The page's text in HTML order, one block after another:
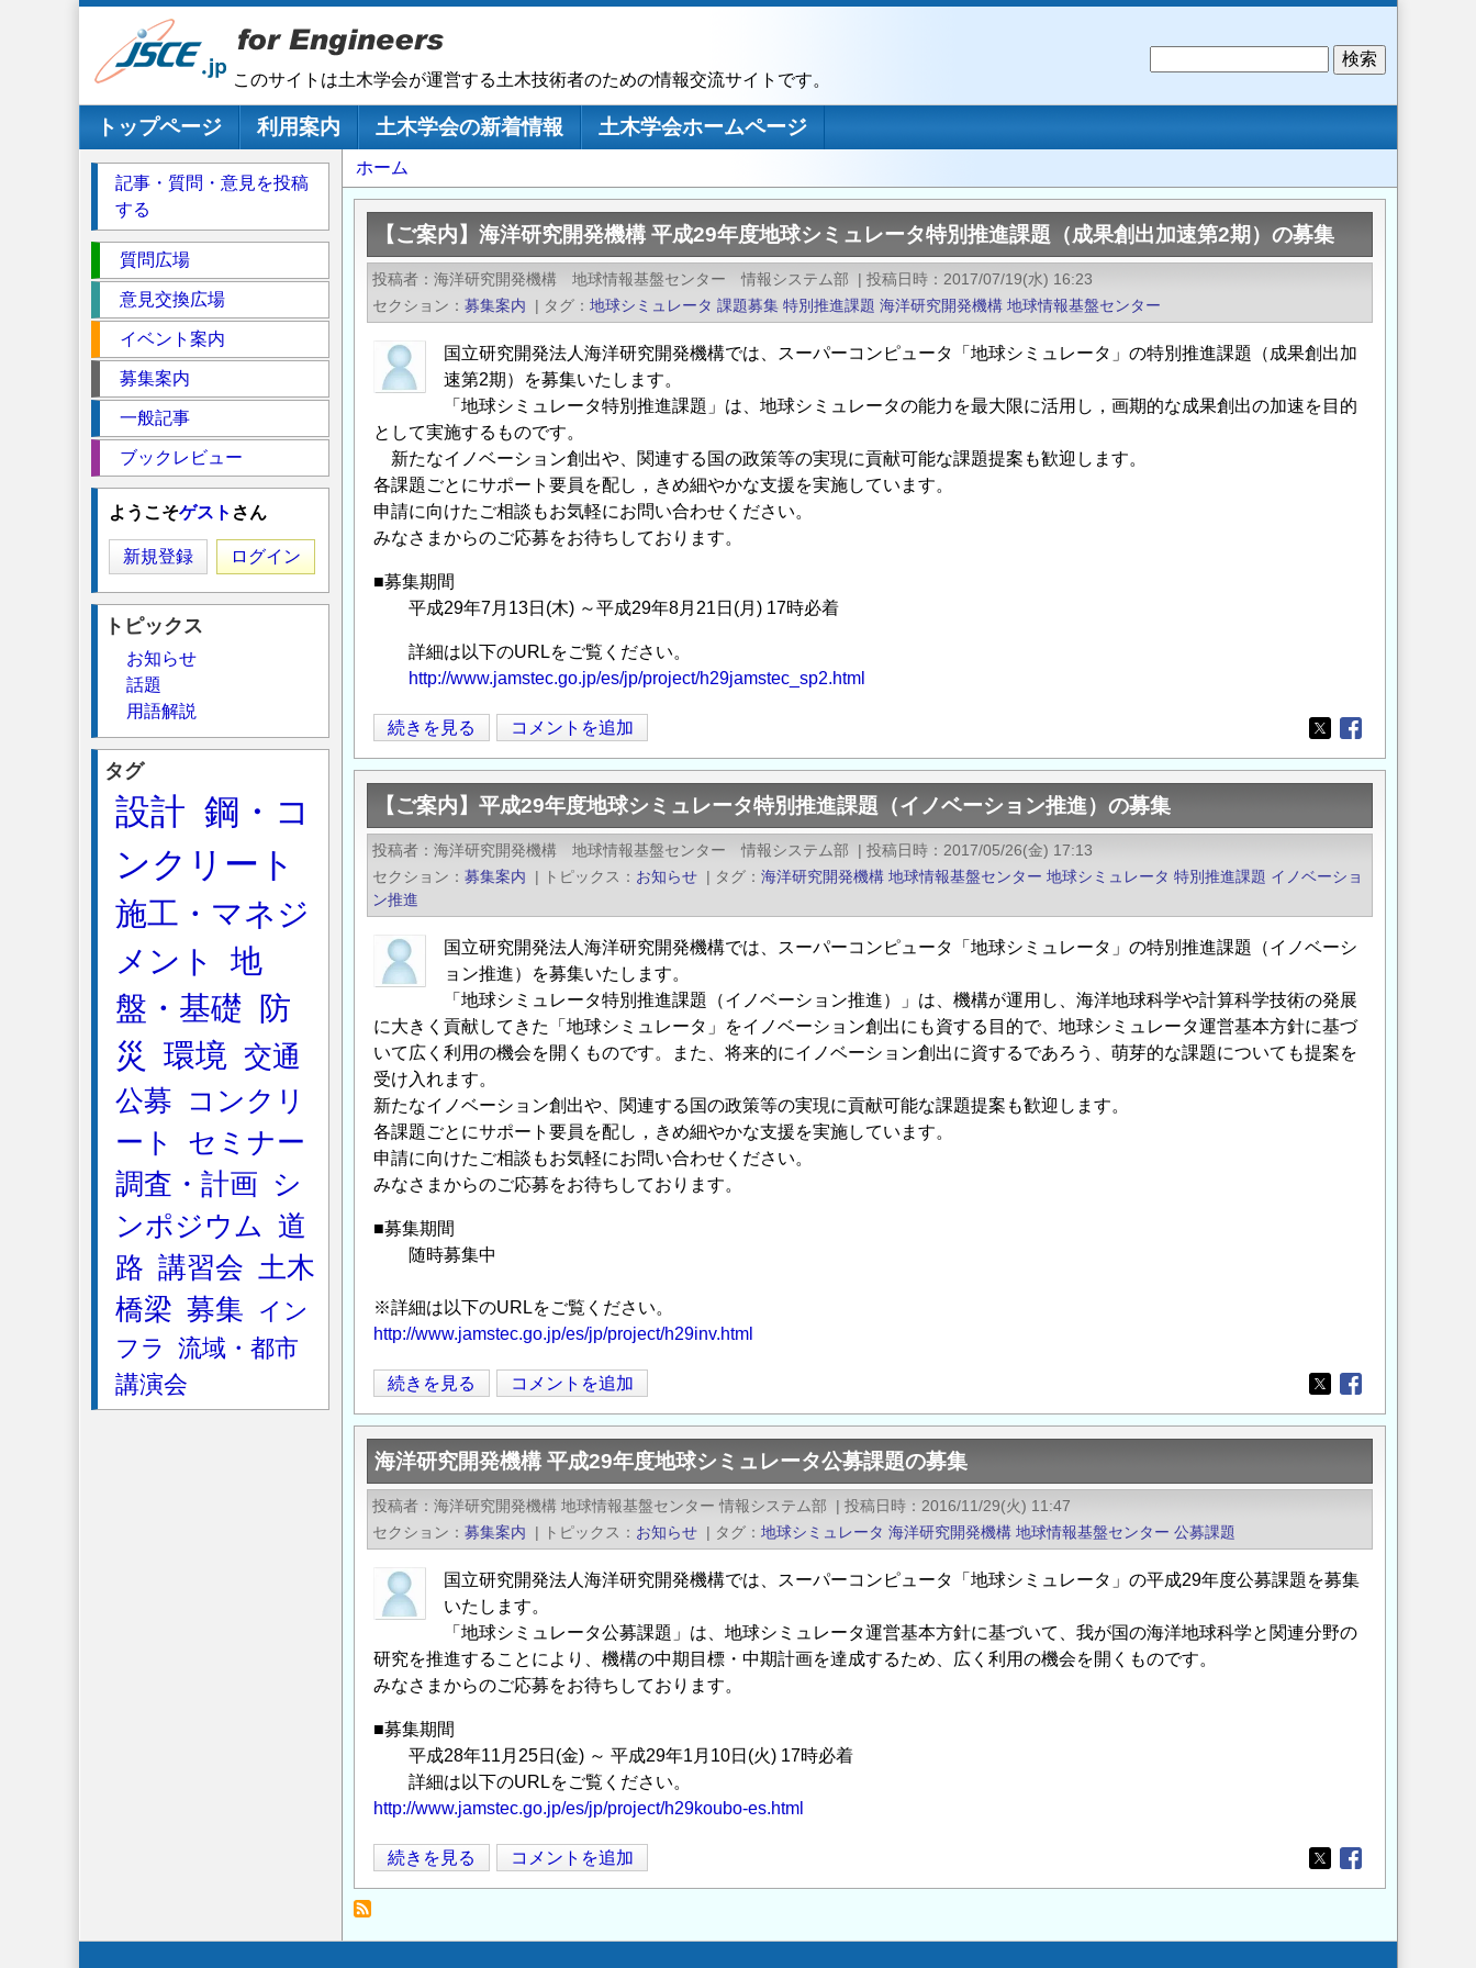
このサイトは土木学会が運営する土木技術者のための情報交流サイトです。
メインナビゲーション
トップページ 利用案内 土木学会の新着情報
土木学会ホームページ
パ
ン
ず
ホーム
【ご案内】海洋研究開発機構 平成29年度地球シミュレータ特別推進課題（成果創出加速第2期）の募集
投稿者 海洋研究開発機構 地球情報基盤センター 情報システム部 | 投稿日時
2017/07/19(水) 16:23
セクション
募集案内 | タグ 地球シミュレータ 課題募集 特別推進課題 海洋研究開発機構 地球情報基盤センター
国立研究開発法人海洋研究開発機構では、スーパーコンピュータ「地球シミュレータ」の特別推進課題（成果創出加
速第2期）を募集いたします。
「地球シミュレータ特別推進課題」は、地球シミュレータの能力を最大限に活用し，画期的な成果創出の加速を目的
として実施するものです。
新たなイノベーション創出や、関連する国の政策等の実現に貢献可能な課題提案も歓迎します。
各課題ごとにサポート要員を配し，きめ細やかな支援を実施しています。
申請に向けたご相談もお気軽にお問い合わせください。
みなさまからのご応募をお待ちしております。
■募集期間
平成29年7月13日(木) ～平成29年8月21日(月) 17時必着
詳細は以下のURLをご覧ください。
http://www.jamstec.go.jp/es/jp/project/h29jamstec_sp2.html
【ご
案
内】
海
洋
究
開
発
機
平
成
29
年
度
地
球
シ
レ
ー
特
別
推
進
課
題
（成
果
創
加
速
第
2
期）
の
集
続きを見る コメントを追加
Opens in a new
Opens in a new
【ご案内】平成29年度地球シミュレータ特別推進課題（イノベーション推進）の募集
投稿者 海洋研究開発機構 地球情報基盤センター 情報システム部 | 投稿日時
2017/05/26(金) 17:13
セクション
募集案内 | トピックス お知らせ | タグ 海洋研究開発機構 地球情報基盤センター 地球シミュレータ 特別推進課題 イノベーショ
ン推進
国立研究開発法人海洋研究開発機構では、スーパーコンピュータ「地球シミュレータ」の特別推進課題（イノベーシ
ョン推進）を募集いたします。
「地球シミュレータ特別推進課題（イノベーション推進）」は、機構が運用し、海洋地球科学や計算科学技術の発展
に大きく貢献してきた「地球シミュレータ」をイノベーション創出にも資する目的で、地球シミュレータ運営基本方針に基づ
いて広く利用の機会を開くものです。また、将来的にイノベーション創出に資するであろう、萌芽的な課題についても提案を
受け入れます。
新たなイノベーション創出や、関連する国の政策等の実現に貢献可能な課題提案も歓迎します。
各課題ごとにサポート要員を配し，きめ細やかな支援を実施しています。
申請に向けたご相談もお気軽にお問い合わせください。
みなさまからのご応募をお待ちしております。
■募集期間
随時募集中
※詳細は以下のURLをご覧ください。
http://www.jamstec.go.jp/es/jp/project/h29inv.html
【ご
案
内】
平
成
年
度
地
シ
ミ
レ
特
別
推
続きを見る コメントを追加
Opens in a new
Opens in a new
海洋研究開発機構 平成29年度地球シミュレータ公募課題の募集
投稿者 海洋研究開発機構 地球情報基盤センター 情報システム部 | 投稿日時
2016/11/29(火) 11:47
セクション
募集案内 | トピックス お知らせ | タグ 地球シミュレータ 海洋研究開発機構 地球情報基盤センター 公募課題
国立研究開発法人海洋研究開発機構では、スーパーコンピュータ「地球シミュレータ」の平成29年度公募課題を募集
いたします。
「地球シミュレータ公募課題」は、地球シミュレータ運営基本方針に基づいて、我が国の海洋地球科学と関連分野の
研究を推進することにより、機構の中期目標・中期計画を達成するため、広く利用の機会を開くものです。
みなさまからのご応募をお待ちしております。
■募集期間
平成28年11月25日(金) ～ 平成29年1月10日(火) 17時必着
詳細は以下のURLをご覧ください。
http://www.jamstec.go.jp/es/jp/project/h29koubo-es.html
海
洋
究
続きを見る コメントを追加
Opens in a new
Opens in a new
記事・質問・意見を投稿
する
ク
シ
質問広場
意見交換広場
イベント案内
募集案内
一般記事
ブックレビュー
ようこそゲスト さん
新規登録 ログイン
トピックス
お知らせ
話題
用語解説
タグ
設計 鋼・コ
ンクリート
施工・マネジ
メント
地
盤・基礎
防
災
環境 交通
公募
コンクリ
ート
セミナー
調査・計画
シ
ンポジウム 道
路 講習会 土木
橋梁 募集
イン
フラ
流域・都市
講演会